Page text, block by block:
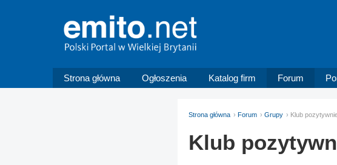
Strona główna Ogłoszenia Katalog firm Forum
Strona główna Forum Grupy Klub
Klub